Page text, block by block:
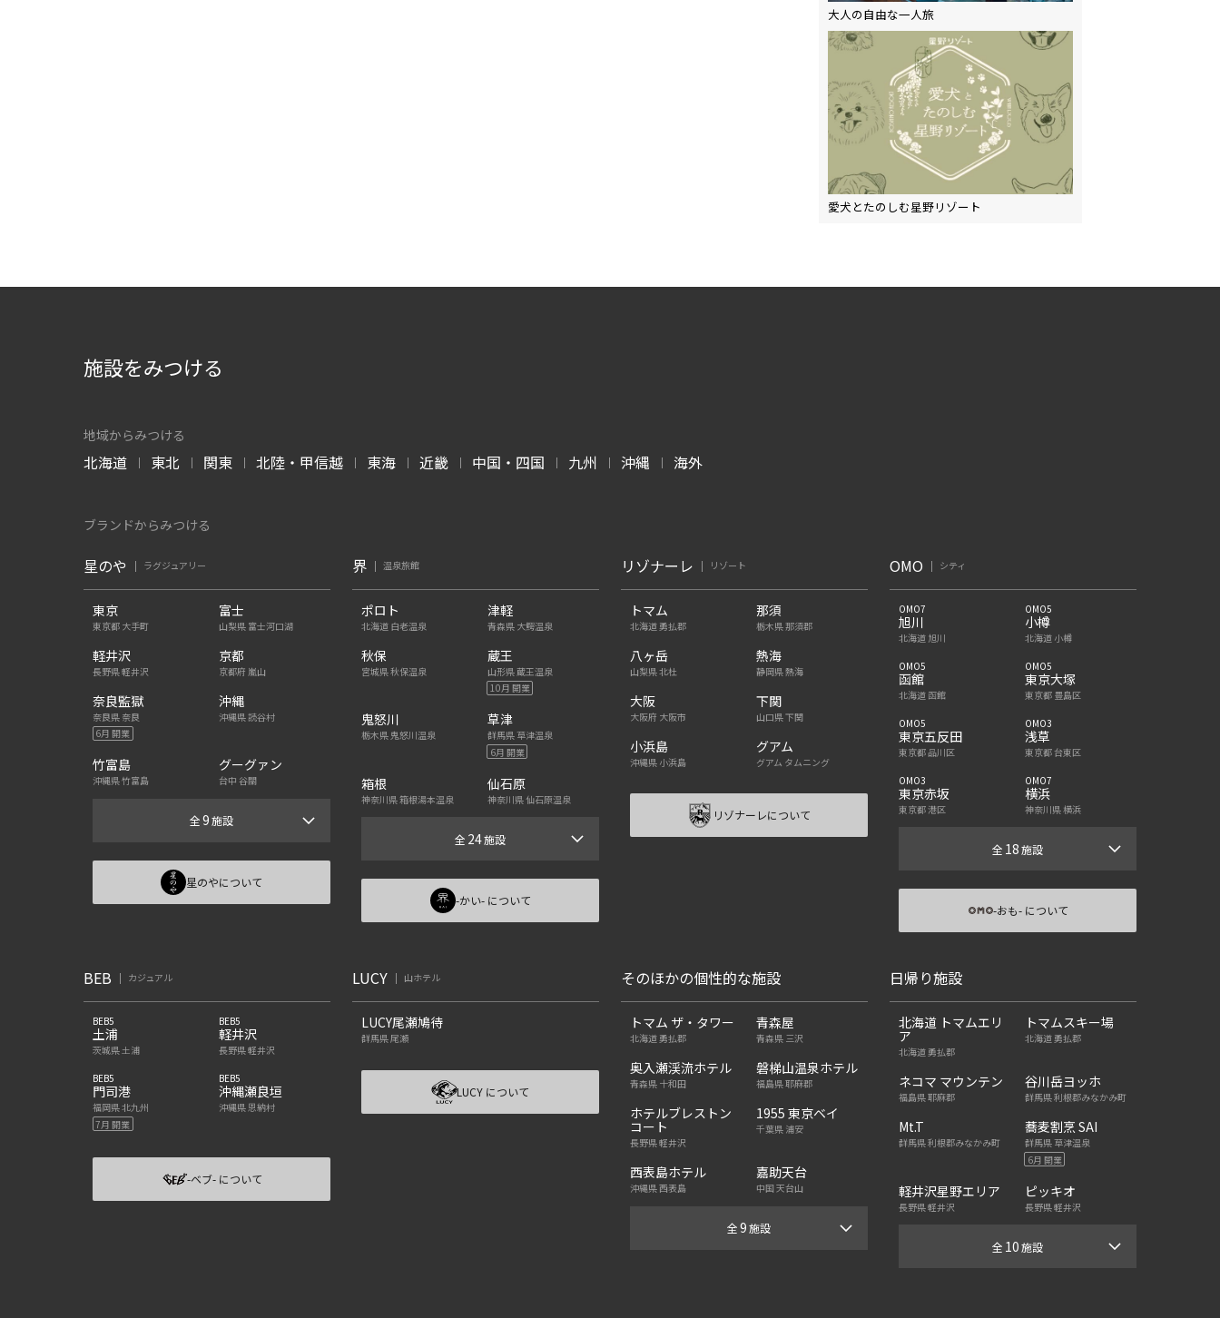
大人の自由な一人旅
愛犬とたのしむ星野リゾート
施設をみつける
地域からみつける
北海道 | 東北 | 関東 | 北陸・甲信越 | 東海 | 近畿 | 中国・四国 | 九州 | 沖縄 | 海外
ブランドからみつける
星のや ラグジュアリー
東京
東京都 大手町
富士
山梨県 富士河口湖
軽井沢
長野県 軽井沢
京都
京都府 嵐山
奈良監獄
奈良県 奈良
6月 開業
沖縄
沖縄県 読谷村
竹富島
沖縄県 竹富島
グーグァン
台中 谷關
全9施設
星のやについて
界 温泉旅館
ポロト
北海道 白老温泉
津軽
青森県 大鰐温泉
秋保
宮城県 秋保温泉
蔵王
山形県 蔵王温泉
10月 開業
鬼怒川
栃木県 鬼怒川温泉
草津
群馬県 草津温泉
6月 開業
箱根
神奈川県 箱根湯本温泉
仙石原
神奈川県 仙石原温泉
全 24施設
-かい- について
リゾナーレ リゾート
トマム
北海道 勇払郡
那須
栃木県 那須郡
八ヶ岳
山梨県 北杜
熱海
静岡県 熱海
大阪
大阪府 大阪市
下関
山口県 下関
小浜島
沖縄県 小浜島
グアム
グアム タムニング
リゾナーレについて
OMO シティ
OMO7
旭川
北海道 旭川
OMO5
小樽
北海道 小樽
OMO5
函館
北海道 函館
OMO5
東京大塚
東京都 豊島区
OMO5
東京五反田
東京都 品川区
OMO3
浅草
東京都 台東区
OMO3
東京赤坂
東京都 港区
OMO7
横浜
神奈川県 横浜
全 18施設
-おも- について
BEB カジュアル
BEB5
土浦
茨城県 土浦
BEB5
軽井沢
長野県 軽井沢
BEB5
門司港
福岡県 北九州
7月 開業
BEB5
沖縄瀬良垣
沖縄県 恩納村
-ベブ- について
LUCY 山ホテル
LUCY尾瀬鳩待
群馬県 尾瀬
LUCY について
そのほかの個性的な施設
トマム ザ・タワー
北海道 勇払郡
青森屋
青森県 三沢
奥入瀬渓流ホテル
青森県 十和田
磐梯山温泉ホテル
福島県 耶麻郡
ホテルブレストン
コート
長野県 軽井沢
1955 東京ベイ
千葉県 浦安
西表島ホテル
沖縄県 西表島
嘉助天台
中国 天台山
全9施設
日帰り施設
北海道 トマムエリ
ア
北海道 勇払郡
トマムスキー場
北海道 勇払郡
ネコマ マウンテン
福島県 耶麻郡
谷川岳ヨッホ
群馬県 利根郡みなかみ町
Mt.T
群馬県 利根郡みなかみ町
蕎麦割烹 SAI
群馬県 草津温泉
6月 開業
軽井沢星野エリア
長野県 軽井沢
ピッキオ
長野県 軽井沢
全 10施設